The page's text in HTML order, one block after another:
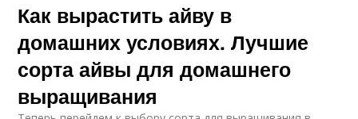
Как вырастить айву в
домашних условиях. Лучшие
сорта айвы для домашнего
выращивания